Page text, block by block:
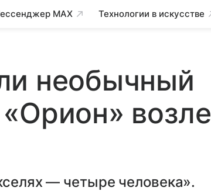
MAX Технологии в искусстве
необычный
возле
— четыре человека».